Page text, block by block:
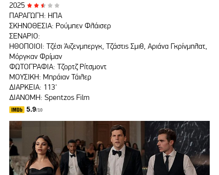
2025
ΠΑΡΑΓΩΓΗ: ΗΠΑ
ΣΚΗΝΟΘΕΣΙΑ: Ρούμπεν Φλάισερ
ΣΕΝΑΡΙΟ:
ΗΘΟΠΟΙΟΙ: Τζέσι Άιζενμπεργκ, Τζάστις Σμιθ, Αριάνα Γκρίνμπλατ,
Μόργκαν Φρίμαν
ΦΩΤΟΓΡΑΦΙΑ: Τζορτζ Ρίτσμοντ
ΜΟΥΣΙΚΗ: Μπράιαν Τάιλερ
ΔΙΑΡΚΕΙΑ: 113'
ΔΙΑΝΟΜΗ: Spentzos Film
5.9/10